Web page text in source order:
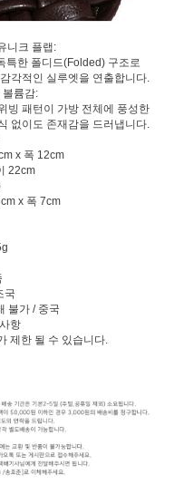
니크 플랩:
특한 폴디드(Folded) 구조로
각적인 실루엣을 연출합니다.
볼륨감:
빙 패턴이 가방 전체에 풍성한
없이도 존재감을 드러냅니다.
x 폭 12cm
22cm
x 폭 7cm
국
불가 / 중국
항
제한 될 수 있습니다.